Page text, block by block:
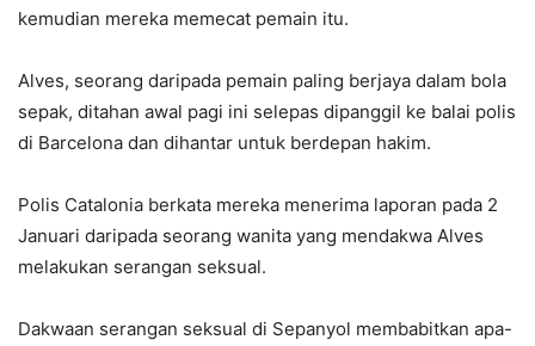
kemudian mereka memecat pemain itu.
Alves, seorang daripada pemain paling berjaya dalam bola
sepak, ditahan awal pagi ini selepas dipanggil ke balai polis
di Barcelona dan dihantar untuk berdepan hakim.
Polis Catalonia berkata mereka menerima laporan pada 2
Januari daripada seorang wanita yang mendakwa Alves
melakukan serangan seksual.
Dakwaan serangan seksual di Sepanyol membabitkan apa-